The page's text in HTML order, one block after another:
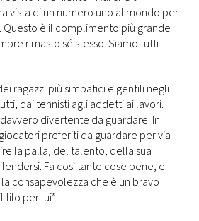
vista di un numero uno al mondo per
Questo è il complimento più grande
rimasto sé stesso. Siamo tutti
ragazzi più simpatici e gentili negli
dai tennisti agli addetti ai lavori.
divertente da guardare. In
preferiti da guardare per via
la palla, del talento, della sua
Fa così tante cose bene, e
consapevolezza che è un bravo
tifo per lui”.